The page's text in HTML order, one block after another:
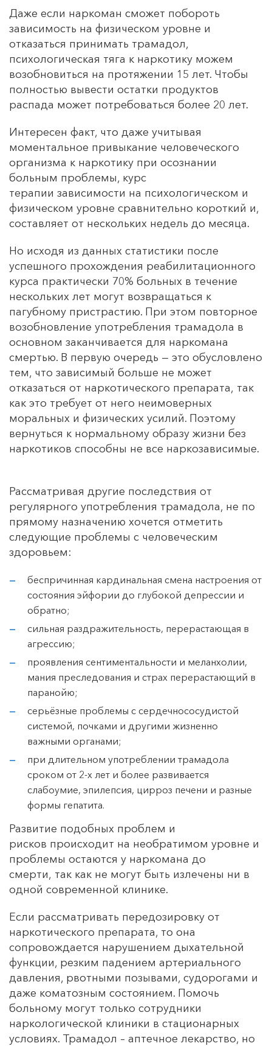
Даже если наркоман сможет побороть
зависимость на физическом уровне и
отказаться принимать трамадол,
психологическая тяга к наркотику можем
возобновиться на протяжении 15 лет. Чтобы
полностью вывести остатки продуктов
распада может потребоваться более 20 лет.
Интересен факт, что даже учитывая
моментальное привыкание человеческого
организма к наркотику при осознании
больным проблемы, курс
терапии зависимости на психологическом и
физическом уровне сравнительно короткий и,
составляет от нескольких недель до месяца.
Но исходя из данных статистики после
успешного прохождения реабилитационного
курса практически 70% больных в течение
нескольких лет могут возвращаться к
пагубному пристрастию. При этом повторное
возобновление употребления трамадола в
основном заканчивается для наркомана
смертью. В первую очередь — это обусловлено
тем, что зависимый больше не может
отказаться от наркотического препарата, так
как это требует от него неимоверных
моральных и физических усилий. Поэтому
вернуться к нормальному образу жизни без
наркотиков способны не все наркозависимые.
Рассматривая другие последствия от
регулярного употребления трамадола, не по
прямому назначению хочется отметить
следующие проблемы с человеческим
здоровьем:
беспричинная кардинальная смена настроения от
состояния эйфории до глубокой депрессии и
обратно;
сильная раздражительность, перерастающая в
агрессию;
проявления сентиментальности и меланхолии,
мания преследования и страх перерастающий в
паранойю;
серьёзные проблемы с сердечнососудистой
системой, почками и другими жизненно
важными органами;
при длительном употреблении трамадола
сроком от 2-х лет и более развивается
слабоумие, эпилепсия, цирроз печени и разные
формы гепатита.
Развитие подобных проблем и
рисков происходит на необратимом уровне и
проблемы остаются у наркомана до
смерти, так как не могут быть излечены ни в
одной современной клинике.
Если рассматривать передозировку от
наркотического препарата, то она
сопровождается нарушением дыхательной
функции, резким падением артериального
давления, рвотными позывами, судорогами и
даже коматозным состоянием. Помочь
больному могут только сотрудники
наркологической клиники в стационарных
условиях. Трамадол – аптечное лекарство, но